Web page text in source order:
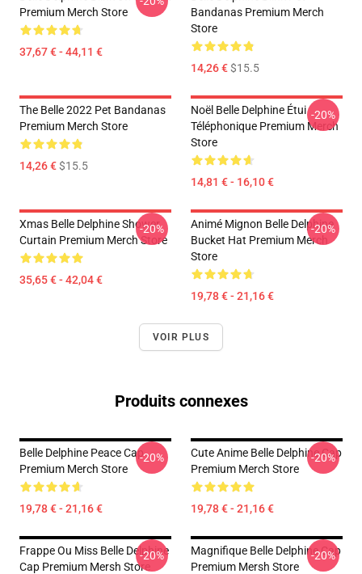
Premium Merch Store
37,67 € - 44,11 €
Bandanas Premium Merch
Store
14,26 €$15.5
The Belle 2022 Pet Bandanas
Premium Merch Store
14,26 €$15.5
Noël Belle Delphine Étui
Téléphonique Premium Merch
Store
14,81 € - 16,10 €
-20%
Xmas Belle Delphine Shower
Curtain Premium Merch Store
35,65 € - 42,04 €
-20%
Animé Mignon Belle Delphine
Bucket Hat Premium Merch
Store
19,78 € - 21,16 €
-20%
VOIR PLUS
Produits connexes
Belle Delphine Peace Cap
Premium Merch Store
19,78 € - 21,16 €
-20%
Cute Anime Belle Delphine Cap
Premium Merch Store
19,78 € - 21,16 €
-20%
Frappe Ou Miss Belle Delphine
Cap Premium Mersh Store
-20%
Magnifique Belle Delphine Cap
Premium Mersh Store
-20%